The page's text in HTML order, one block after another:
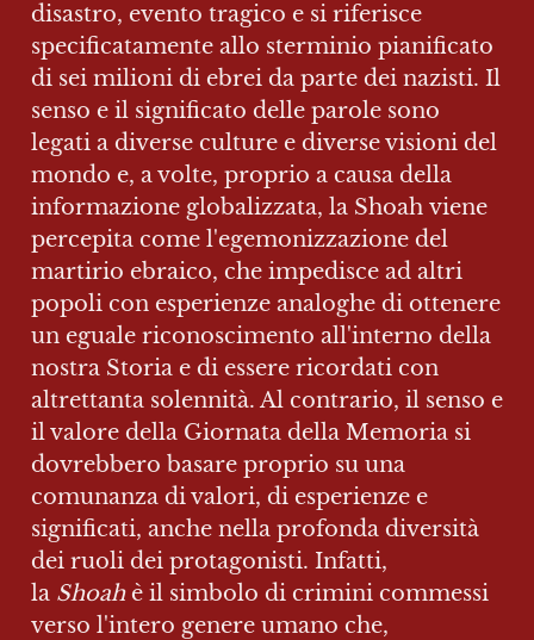
disastro, evento tragico e si riferisce
specificatamente allo sterminio pianificato
di sei milioni di ebrei da parte dei nazisti. Il
senso e il significato delle parole sono
legati a diverse culture e diverse visioni del
mondo e, a volte, proprio a causa della
informazione globalizzata, la Shoah viene
percepita come l'egemonizzazione del
martirio ebraico, che impedisce ad altri
popoli con esperienze analoghe di ottenere
un eguale riconoscimento all'interno della
nostra Storia e di essere ricordati con
altrettanta solennità. Al contrario, il senso e
il valore della Giornata della Memoria si
dovrebbero basare proprio su una
comunanza di valori, di esperienze e
significati, anche nella profonda diversità
dei ruoli dei protagonisti. Infatti,
la Shoah è il simbolo di crimini commessi
verso l'intero genere umano che,